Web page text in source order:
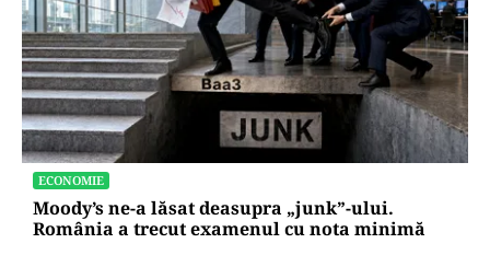
ECONOMIE
Moody’s ne-a lăsat deasupra „junk”-ului.
România a trecut examenul cu nota minimă